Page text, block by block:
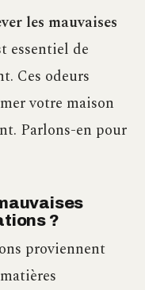
les mauvaises
essentiel de
Ces odeurs
votre maison
Parlons-en pour
?
proviennent